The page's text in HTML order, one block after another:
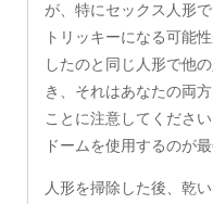
が、特にセックス人形
トリッキーになる可能
したのと同じ人形で他
き、それはあなたの両
ことに注意してくださ
ドームを使用するのが最
人形を掃除した後、乾